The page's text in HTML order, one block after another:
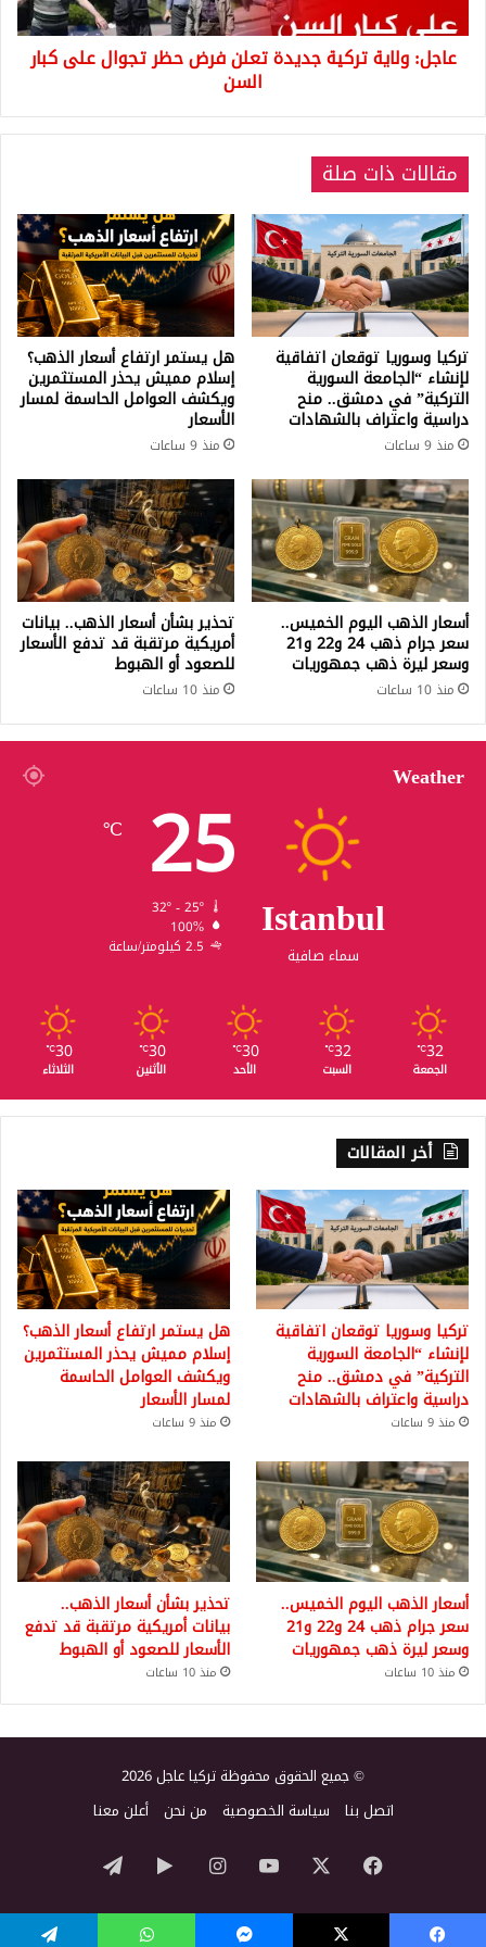
على
كبار
عاجل: ولاية تركية جديدة تعلن فرض حظر تجوال على كبار
السن
مقالات ذات صلة
تركيا وسوريا توقعان اتفاقية
لإنشاء “الجامعة السورية
التركية” في دمشق.. منح
دراسية واعتراف بالشهادات
منذ 9 ساعات
هل يستمر ارتفاع أسعار الذهب؟
إسلام مميش يحذر المستثمرين
ويكشف العوامل الحاسمة لمسار
الأسعار
منذ 9 ساعات
أسعار الذهب اليوم الخميس..
سعر جرام ذهب 24 و22 و21
وسعر ليرة ذهب جمهوريات
منذ 10 ساعات
تحذير بشأن أسعار الذهب.. بيانات
أمريكية مرتقبة قد تدفع الأسعار
للصعود أو الهبوط
منذ 10 ساعات
Weather
Istanbul
سماء صافية
25
℃
32º - 25º
100%
2.5 كيلومتر/ساعة
32
℃
الجمعة
32
℃
السبت
30
℃
الأحد
30
℃
الأثنين
30
℃
الثلاثاء
أخر المقالات
تركيا وسوريا توقعان اتفاقية
لإنشاء “الجامعة السورية
التركية” في دمشق.. منح
دراسية واعتراف بالشهادات
منذ 9 ساعات
هل يستمر ارتفاع أسعار الذهب؟
إسلام مميش يحذر المستثمرين
ويكشف العوامل الحاسمة
لمسار الأسعار
منذ 9 ساعات
أسعار الذهب اليوم الخميس..
سعر جرام ذهب 24 و22 و21
وسعر ليرة ذهب جمهوريات
منذ 10 ساعات
تحذير بشأن أسعار الذهب..
بيانات أمريكية مرتقبة قد تدفع
الأسعار للصعود أو الهبوط
منذ 10 ساعات
© جميع الحقوق محفوظة تركيا عاجل 2026
اتصل بنا سياسة الخصوصية من نحن أعلن معنا
فيسبوك ‫YouTubeانستقرام‏Google
Play
تيلقرام